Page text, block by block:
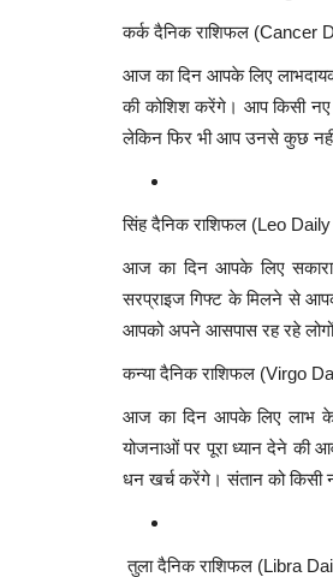
कर्क दैनिक राशिफल (Cancer
आज का दिन आपके लिए
की कोशिश करेंगे। आप किसी नए
लेकिन फिर भी आप उनसे कुछ
सिंह दैनिक राशिफल (Leo
आज का दिन आपके लिए
सरप्राइज गिफ्ट के मिलने से
आपको अपने आसपास रह रहे लोगों
कन्या दैनिक राशिफल (Virgo
आज का दिन आपके लिए लाभ के
योजनाओं पर पूरा ध्यान देने की
धन खर्च करेंगे। संतान को किसी
तुला दैनिक राशिफल (Libra